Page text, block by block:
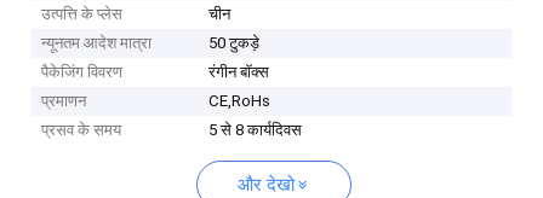
उत्पत्ति के प्लेस
चीन
न्यूनतम आदेश मात्रा
50 टुकड़े
पैकेजिंग विवरण
रंगीन बॉक्स
प्रमाणन
CE,RoHs
प्रसव के समय
5 से 8 कार्यदिवस
और देखो